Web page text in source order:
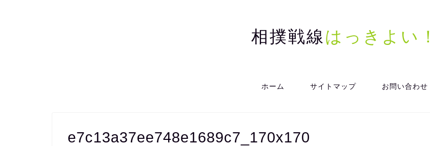
相撲戦線はっきよい！
ホーム サイトマップ お問い合わせ
e7c13a37ee748e1689c7_170x170